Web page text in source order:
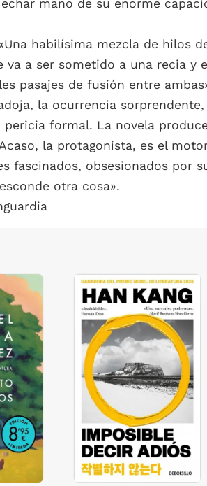
echar mano de su enorme
habilísima mezcla de hilos
a ser sometido a una recia y
pasajes de fusión entre
la ocurrencia
formal. La novela
la protagonista, es el
fascinados, obsesionados por
otra cosa».